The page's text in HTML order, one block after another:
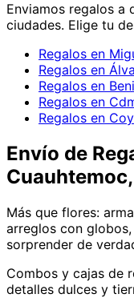
Enviamos regalos a
ciudades. Elige tu
Regalos en
Regalos en
Regalos en
Regalos en
Regalos en
Envío de
Más que flores:
arreglos con
sorprender de
Combos y cajas de
detalles dulces y